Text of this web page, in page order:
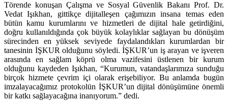
Törende konuşan Çalışma ve Sosyal Güvenlik Bakanı Prof. Dr.
Vedat Işıkhan, gittikçe dijitalleşen çağımızın insana temas eden
bütün kamu kurumlarını ve hizmetleri de dijital hale getirdiğini,
doğru kullanıldığında çok büyük kolaylıklar sağlayan bu dönüşüm
sürecinden en yüksek seviyede faydalandıkları kurumlardan bir
tanesinin İŞKUR olduğunu söyledi. İŞKUR’un iş arayan ve işveren
arasında en sağlam köprü olma vazifesini üstlenen bir kurum
olduğunu kaydeden Işıkhan, “Kurumun, vatandaşlarımıza sunduğu
birçok hizmete çevrim içi olarak erişebiliyor. Bu anlamda bugün
imzalayacağımız protokolün İŞKUR’un dijital dönüşümüne önemli
bir katkı sağlayacağına inanıyorum.” dedi.